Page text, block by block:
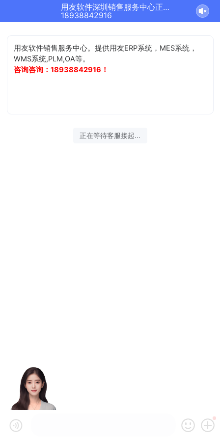
用友软件深圳销售服务中心正在为您服务
18938842916
用友软件销售服务中心。提供用友ERP系统，MES系统，
WMS系统,PLM,OA等。
咨询咨询：18938842916！
正在等待客服接起...